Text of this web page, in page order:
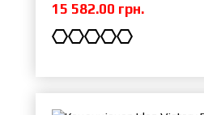
15 582.00 грн.